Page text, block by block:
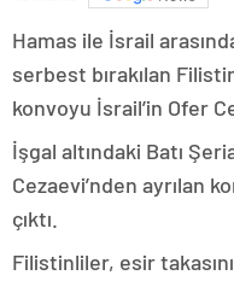
Hamas ile İsrail
serbest bırakılan
konvoyu İsrail’in Ofer
İşgal altındaki Batı
Cezaevi’nden ayrılan
çıktı.
Filistinliler, esir